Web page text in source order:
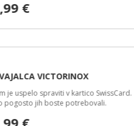
€
VICTORINOX
uspelo spraviti v kartico SwissCard.
pogosto jih boste potrebovali.
€